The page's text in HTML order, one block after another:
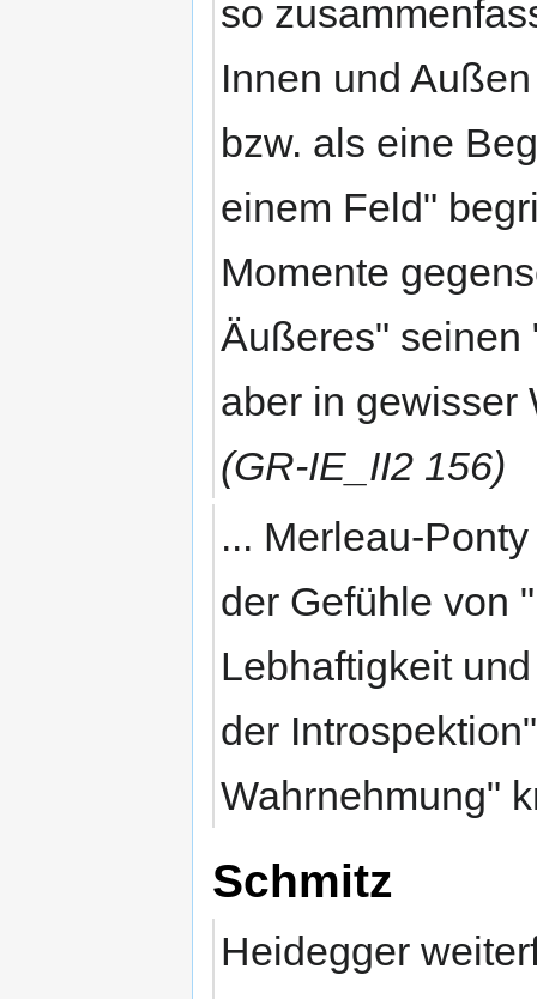
so
Innen und
bzw. als eine
einem Feld"
Momente
Äußeres" seinen
aber in gewisser
(GR-IE_II2 156)
... Merleau-
der Gefühle von
Lebhaftigkeit
der
Wahrnehmung"
Schmitz
Heidegger